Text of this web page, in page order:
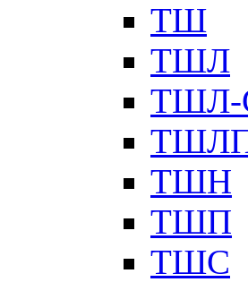
ТШ
ТШЛ
ТШН
ТШП
ТШС